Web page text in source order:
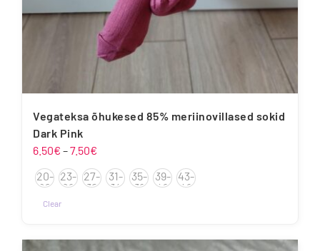
Vegateksa õhukesed 85% meriinovillased sokid
Dark Pink
6.50€ –7.50€
6.50€
kuni
20-
22
23-
26
27-
30
31-
34
35-
38
39-
42
43-
46
Clear